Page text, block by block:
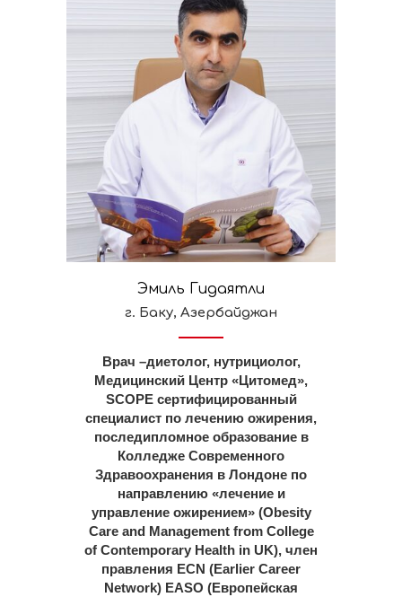
Эмиль Гидаятли
г. Баку, Азербайджан
Врач –диетолог, нутрициолог,
Медицинский Центр «Цитомед»,
SCOPE сертифицированный
специалист по лечению ожирения,
последипломное образование в
Колледже Современного
Здравоохранения в Лондоне по
направлению «лечение и
управление ожирением» (Obesity
Care and Management from College
of Contemporary Health in UK), член
правления ECN (Earlier Career
Network) EASO (Европейская